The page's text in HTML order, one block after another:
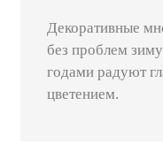
Декоративные
без проблем
годами радуют
цветением.